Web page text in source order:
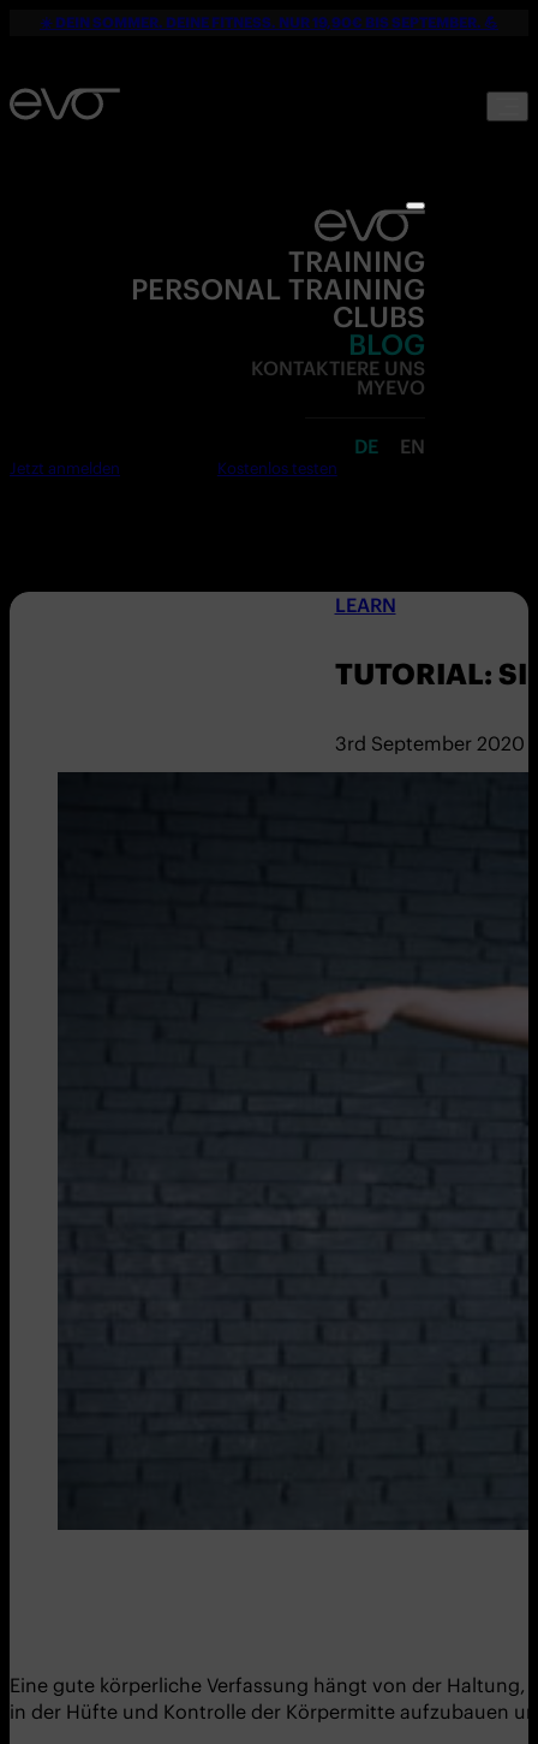
☀️ DEIN SOMMER. DEINE FITNESS. NUR 19,90€ BIS SEPTEMBER. 💪
TRAINING
PERSONAL TRAINING
CLUBS
BLOG
KONTAKTIERE UNS
MYEVO
DE EN
Jetzt anmelden Kostenlos testen
LEARN
TUTORIAL:
3rd September 2020
Eine gute körperliche Verfassung hängt von der
in der Hüfte und Kontrolle der Körpermitte aufzubauen